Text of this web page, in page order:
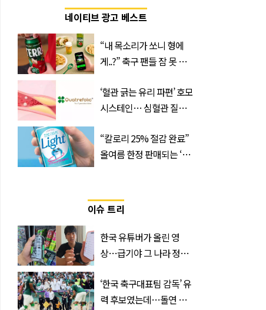
네이티브 광고 베스트
“내 목소리가 쏘니 형에
게..?” 축구 팬들 잠 못 들
트
‘혈관 긁는 유리 파편’ 호모
시스테인… 심혈관 질환
“칼로리 25% 절감 완료”
올여름 한정 판매되는 ‘최
이슈 트리
한국 유튜버가 올린 영
상…급기야 그 나라 정부
‘한국 축구대표팀 감독’ 유
력 후보였는데…돌연 코